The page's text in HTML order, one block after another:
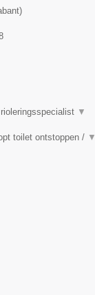
)
▼
toilet ontstoppen / ▼